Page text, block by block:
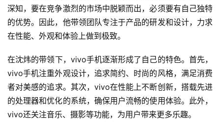
深知，要在竞争激烈的市场中脱颖而出，必须要有自己独特
的优势。因此，他带领团队专注于产品的研发和设计，力求
在性能、外观和体验上做到极致。
在沈炜的带领下，vivo手机逐渐形成了自己的特色。首先，
vivo手机注重外观设计，追求简约、时尚的风格，满足消费
者对美感的追求。其次，vivo在性能上不断创新，搭载先进
的处理器和优化的系统，确保用户流畅的使用体验。此外，
vivo还关注音乐、摄影等功能，为用户带来更多乐趣。